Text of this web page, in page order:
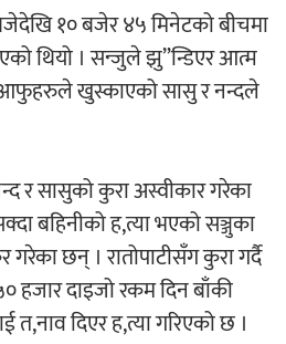
१० बजेर ४५ मिनेटको बीचमा
थियो । सन्जुले झु”न्डिएर आत्म
आफुहरुले खुस्काएको सासु र नन्दले
र सासुको कुरा अस्वीकार गरेका
बहिनीको ह,त्या भएको सञ्जुका
गरेका छन् । रातोपाटीसँग कुरा गर्दै
हजार दाइजो रकम दिन बाँकी
त,नाव दिएर ह,त्या गरिएको छ ।